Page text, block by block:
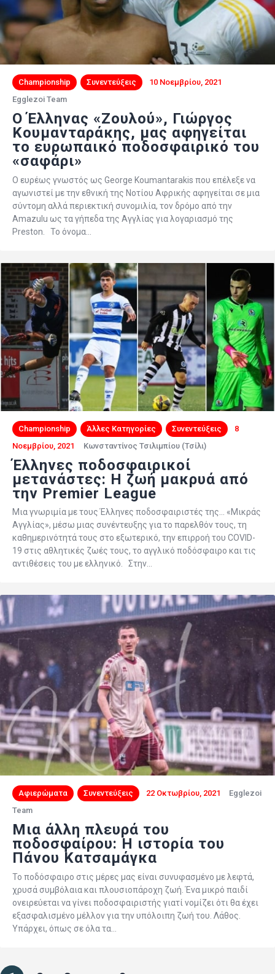
Championship Συνεντεύξεις
10 Νοεμβρίου, 2021
Egglezoi Team
O Έλληνας «Ζουλού», Γιώργος
Κουμανταράκης, μας αφηγείται
το ευρωπαικό ποδοσφαιρικό του
«σαφάρι»
Ο ευρέως γνωστός ως George Koumantarakis που επέλεξε να
αγωνιστεί με την εθνική της Νοτίου Αφρικής αφηγείται σε μια
σύντομη αλλά περιεκτική συνομιλία, τον δρόμο από την
Amazulu ως τα γήπεδα της Αγγλίας για λογαριασμό της
Preston. Το όνομα…
Championship Άλλες Κατηγορίες Συνεντεύξεις
8
Νοεμβρίου, 2021
Κωνσταντίνος Τσιλιμπίου (Τσίλι)
Έλληνες ποδοσφαιρικοί
μετανάστες: Η ζωή μακρυά από
την Premier League
Μια γνωριμία με τους Έλληνες ποδοσφαιριστές της... «Μικράς
Αγγλίας», μέσω μιας συνέντευξης για το παρελθόν τους, τη
καθημερινότητά τους στο εξωτερικό, την επιρροή του COVID-
19 στις αθλητικές ζωές τους, το αγγλικό ποδόσφαιρο και τις
αντιθέσεις του με ελληνικό. Στην…
Αφιερώματα Συνεντεύξεις 22 Οκτωβρίου, 2021
Egglezoi
Team
Μια άλλη πλευρά του
ποδοσφαίρου: Η ιστορία του
Πάνου Κατσαμάγκα
Το ποδόσφαιρο στις μέρες μας είναι συνυφασμένο με λεφτά,
χρυσά συμβόλαια και πλουσιοπάροχη ζωή. Ένα μικρό παιδί
ονειρεύεται να γίνει ποδοσφαιριστής γιατί νομίζει ότι θα έχει
εξασφαλισμένο μέλλον για την υπόλοιπη ζωή του. Λάθος.
Υπάρχει, όπως σε όλα τα…